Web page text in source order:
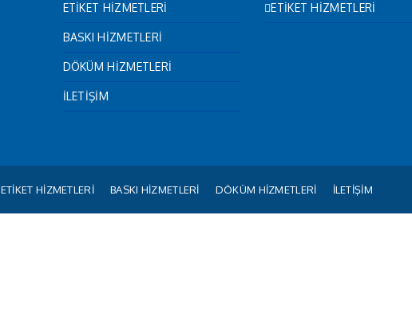
ETİKET HİZMETLERİ
BASKI HİZMETLERİ
DÖKÜM HİZMETLERİ
İLETİŞİM
ETİKET HİZMETLERİ
ETİKET HİZMETLERİ BASKI HİZMETLERİ DÖKÜM HİZMETLERİ İLETİŞİM